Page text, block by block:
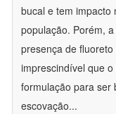
bucal e tem impacto
população. Porém,
presença de
imprescindível que
formulação para ser
escovação...